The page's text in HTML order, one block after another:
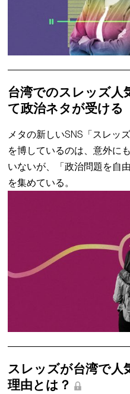
台湾でのスレッズ人
て政治ネタが受ける
メタの新しいSNS「スレッ
を博しているのは、意外に
いないが、「政治問題を自
を集めている。
スレッズが台湾で人
理由とは？